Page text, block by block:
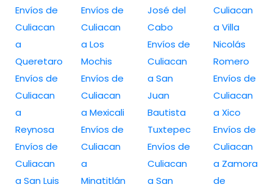
Envíos de
Culiacan
a
Queretaro
Envíos de
Culiacan
a
Reynosa
Envíos de
Culiacan
a San Luis
Envíos de
Culiacan
a Los
Mochis
Envíos de
Culiacan
a Mexicali
Envíos de
Culiacan
a
Minatitlán
José del
Cabo
Envíos de
Culiacan
a San
Juan
Bautista
Tuxtepec
Envíos de
Culiacan
a San
Culiacan
a Villa
Nicolás
Romero
Envíos de
Culiacan
a Xico
Envíos de
Culiacan
a Zamora
de